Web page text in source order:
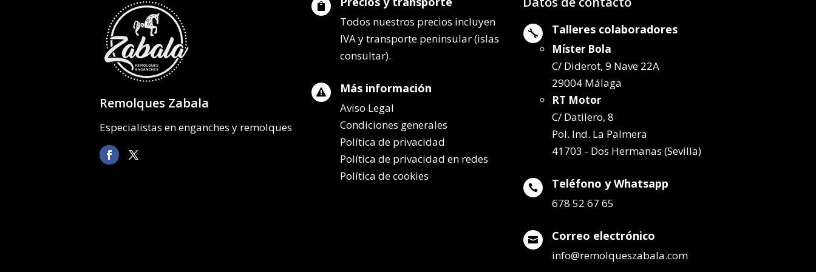
Remolques Zabala
Especialistas en enganches y remolques

Todos nuestros precios incluyen
IVA y transporte peninsular (islas
consultar).
 Más información
Aviso Legal
Condiciones generales
Política de privacidad
Política de privacidad en redes
Política de cookies
 Talleres colaboradores
Míster Bola
C/ Diderot, 9 Nave 22A
29004 Málaga
RT Motor
C/ Datilero, 8
Pol. Ind. La Palmera
41703 - Dos Hermanas (Sevilla)
 Teléfono y Whatsapp
678 52 67 65
 Correo electrónico
info@remolqueszabala.com